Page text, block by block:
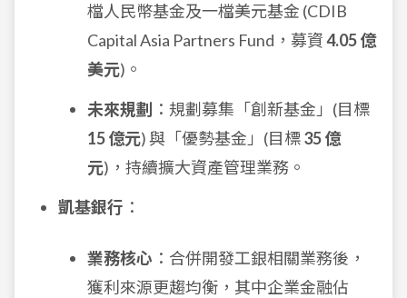
檔人民幣基金及一檔美元基金 (CDIB
Capital Asia Partners Fund，募資4.05 億
美元)。
未來規劃 ：規劃募集「創新基金」(目標
15 億元) 與「優勢基金」(目標35 億
元)，持續擴大資產管理業務。
凱基銀行 ：
業務核心 ：合併開發工銀相關業務後，
獲利來源更趨均衡，其中企業金融佔